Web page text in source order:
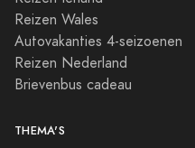
Reizen Wales
Autovakanties 4-seizoenen
Reizen Nederland
Brievenbus cadeau
THEMA'S